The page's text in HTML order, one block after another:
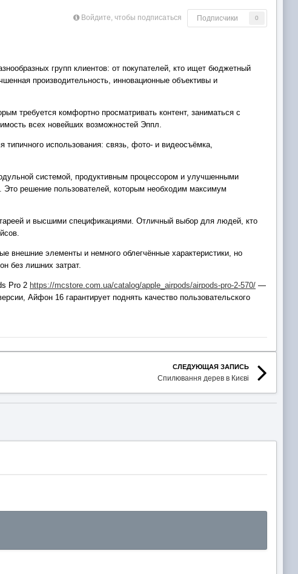
Войдите, чтобы подписаться Подписчики 0
групп клиентов: от покупателей, кто ищет бюджетный
производительность, инновационные объективы и
требуется комфортно просматривать контент, заниматься с
всех новейших возможностей Эппл.
использования: связь, фото- и видеосъёмка,
системой, продуктивным процессором и улучшенными
решение пользователей, которым необходим максимум
и высшими спецификациями. Отличный выбор для людей, кто
внешние элементы и немного облегчённые характеристики, но
без лишних затрат.
Pro 2 https://mcstore.com.ua/catalog/apple_airpods/airpods-pro-2-570/ —
Айфон 16 гарантирует поднять качество пользовательского
СЛЕДУЮЩАЯ ЗАПИСЬ
Спилювання дерев в Києві